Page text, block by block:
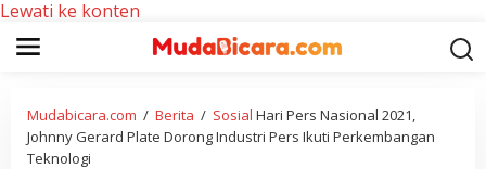
Lewati ke konten
Mudabicara.com / Berita / Sosial Hari Pers Nasional 2021,
Johnny Gerard Plate Dorong Industri Pers Ikuti Perkembangan
Teknologi